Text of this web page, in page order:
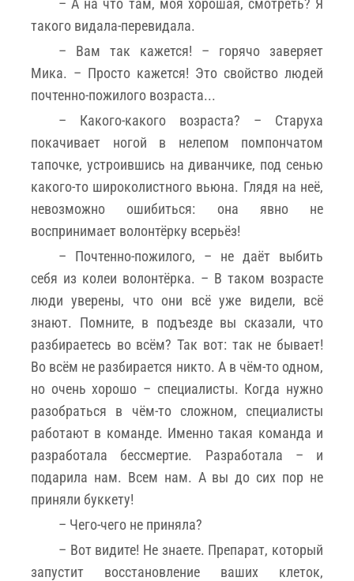
такого видала-перевидала.
– Вам так кажется! – горячо заверяет
Мика. – Просто кажется! Это свойство людей
почтенно-пожилого возраста...
– Какого-какого возраста? – Старуха
покачивает ногой в нелепом помпончатом
тапочке, устроившись на диванчике, под сенью
какого-то широколистного вьюна. Глядя на неё,
невозможно ошибиться: она явно не
воспринимает волонтёрку всерьёз!
– Почтенно-пожилого, – не даёт выбить
себя из колеи волонтёрка. – В таком возрасте
люди уверены, что они всё уже видели, всё
знают. Помните, в подъезде вы сказали, что
разбираетесь во всём? Так вот: так не бывает!
Во всём не разбирается никто. А в чём-то одном,
но очень хорошо – специалисты. Когда нужно
разобраться в чём-то сложном, специалисты
работают в команде. Именно такая команда и
разработала бессмертие. Разработала – и
подарила нам. Всем нам. А вы до сих пор не
приняли буккету!
– Чего-чего не приняла?
– Вот видите! Не знаете. Препарат, который
запустит восстановление ваших клеток,